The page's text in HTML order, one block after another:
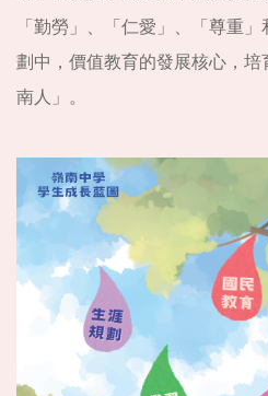
「勤勞」、「仁愛」、「尊重
劃中，價值教育的發展核心，
南人」。